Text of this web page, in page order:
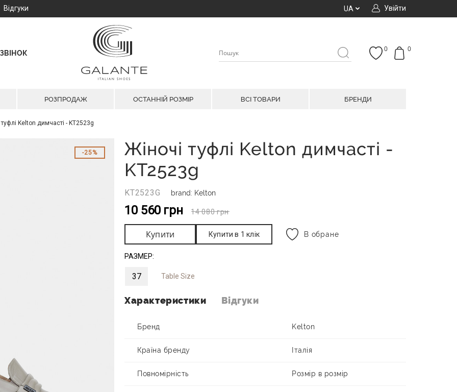
Відгуки Увійти
UA
0
0
РОЗПРОДАЖ ОСТАННІЙ РОЗМІР ВСІ ТОВАРИ БРЕНДИ
Kelton димчасті - KT2523g
25%
Жіночі туфлі Kelton димчасті -
KT2523g
KT2523G brand: Kelton
10 560 грн 14 080грн
Купити Купити в 1 клік В обране
РАЗМЕР:
37 Table Size
Характеристики Відгуки
Бренд Kelton
Країна бренду Італія
Повномірність Розмір в розмір